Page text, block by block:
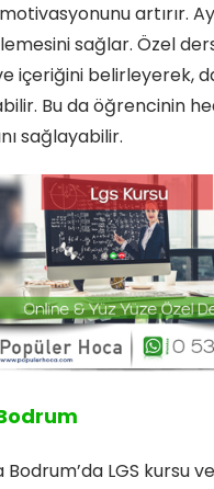
artırır.
sağlar. Özel
ve içeriğini belirleyerek,
Bu da öğrencinin
sağlayabilir.
Bodrum’da LGS kursu